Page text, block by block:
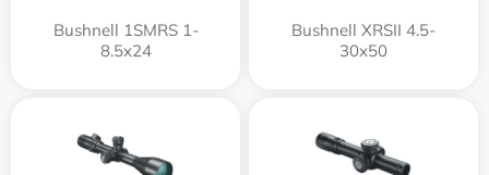
Bushnell 1SMRS 1-
8.5x24
Bushnell XRSII 4.5-
30x50